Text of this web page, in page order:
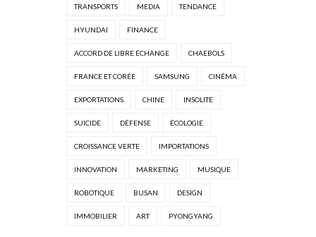
TRANSPORTS MEDIA TENDANCE
HYUNDAI FINANCE
ACCORD DE LIBRE ÉCHANGE CHAEBOLS
FRANCE ET CORÉE SAMSUNG CINÉMA
EXPORTATIONS CHINE INSOLITE
SUICIDE DÉFENSE ÉCOLOGIE
CROISSANCE VERTE IMPORTATIONS
INNOVATION MARKETING MUSIQUE
ROBOTIQUE BUSAN DESIGN
IMMOBILIER ART PYONGYANG